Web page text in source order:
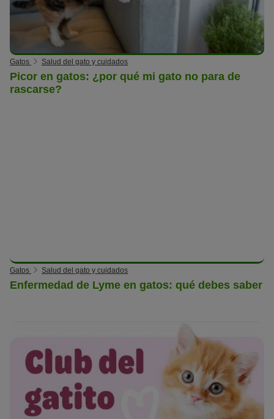
Gatos Salud del gato y cuidados
Picor en gatos: ¿por qué mi gato no para de
rascarse?
Gatos Salud del gato y cuidados
Enfermedad de Lyme en gatos: qué debes saber